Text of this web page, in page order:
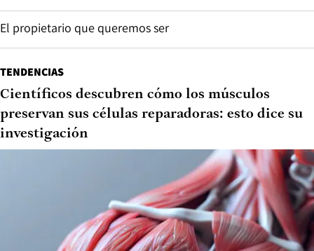
El propietario que queremos ser
TENDENCIAS
Científicos descubren cómo los músculos
preservan sus células reparadoras: esto dice su
investigación